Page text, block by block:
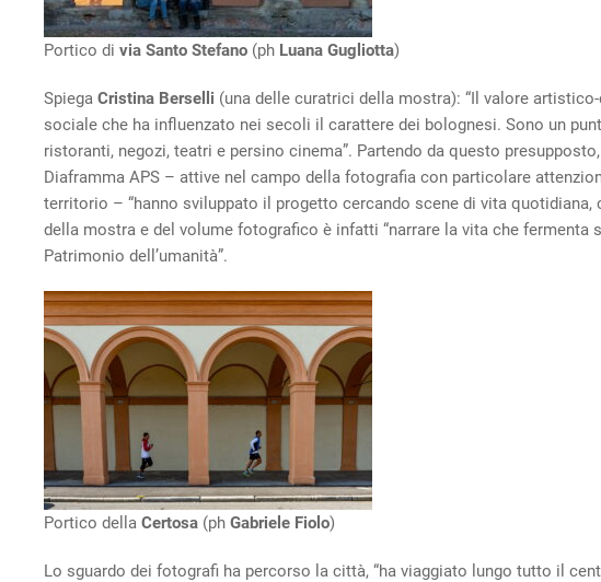
Portico di via Santo Stefano (ph Luana Gugliotta)
Spiega Cristina Berselli (una delle curatrici della mostra): “Il valore
sociale che ha influenzato nei secoli il carattere dei bolognesi. Sono un
ristoranti, negozi, teatri e persino cinema”. Partendo da questo
Diaframma APS – attive nel campo della fotografia con particolare
territorio – “hanno sviluppato il progetto cercando scene di vita
della mostra e del volume fotografico è infatti “narrare la vita che
Patrimonio dell’umanità”.
Portico della Certosa (ph Gabriele Fiolo)
Lo sguardo dei fotografi ha percorso la città, “ha viaggiato lungo tutto il